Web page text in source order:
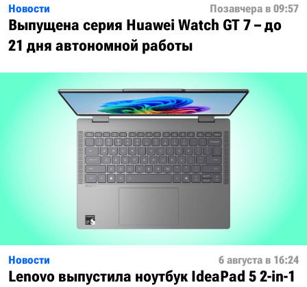
Новости Позавчера в 09:57
Выпущена серия Huawei Watch GT 7 – до
21 дня автономной работы
Новости 6 августа в 16:24
Lenovo выпустила ноутбук IdeaPad 5 2-in-1